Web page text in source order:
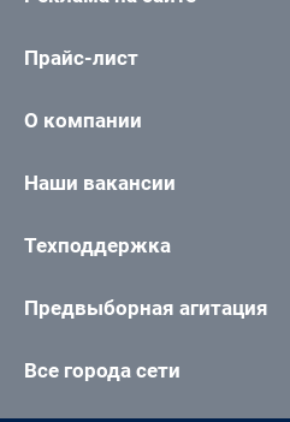
Прайс-лист
О компании
Наши вакансии
Техподдержка
Предвыборная агитация
Все города сети